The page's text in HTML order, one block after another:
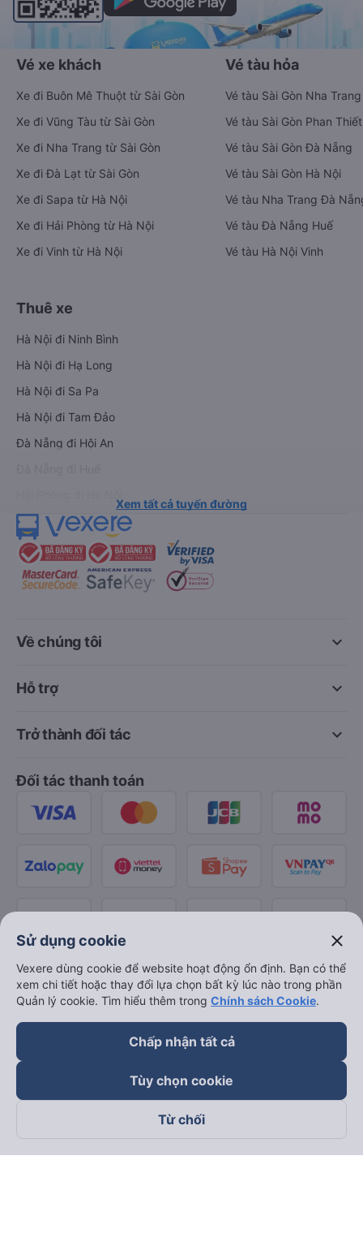
Vé xe khách
Xe đi Buôn Mê Thuột từ Sài Gòn
Xe đi Vũng Tàu từ Sài Gòn
Xe đi Nha Trang từ Sài Gòn
Xe đi Đà Lạt từ Sài Gòn
Xe đi Sapa từ Hà Nội
Xe đi Hải Phòng từ Hà Nội
Xe đi Vinh từ Hà Nội
Vé tàu hỏa
Vé tàu Sài Gòn Nha Trang
Vé tàu Sài Gòn Phan Thiết
Vé tàu Sài Gòn Đà Nẵng
Vé tàu Sài Gòn Hà Nội
Vé tàu Nha Trang Đà
Vé tàu Đà Nẵng Huế
Vé tàu Hà Nội Vinh
Thuê xe
Hà Nội đi Ninh Bình
Hà Nội đi Hạ Long
Hà Nội đi Sa Pa
Hà Nội đi Tam Đảo
Đà Nẵng đi Hội An
Xem tất cả tuyến đường
keyboard_arrow_down
Về chúng tôi
keyboard_arrow_down
Hỗ trợ
keyboard_arrow_down
Trở thành đối tác
Đối tác thanh toán
Theo dõi chúng tôi trên
Sử dụng cookie close
Vexere dùng cookie để website hoạt động ổn định. Bạn có thể
xem chi tiết hoặc thay đổi lựa chọn bất kỳ lúc nào trong phần
Quản lý cookie. Tìm hiểu thêm trong Chính sách Cookie.
Chấp nhận tất cả
Tùy chọn cookie
Từ chối